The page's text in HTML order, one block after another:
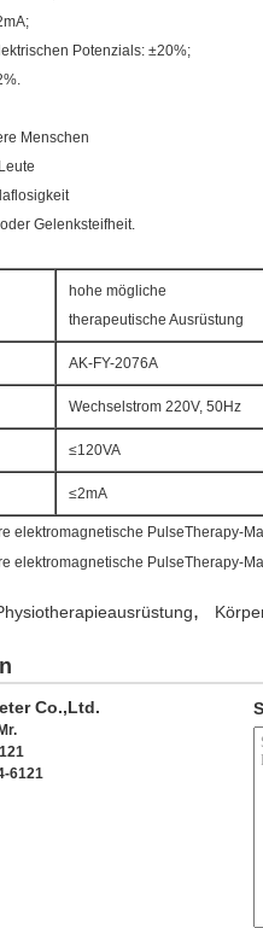
Potenzials: ±20%;
Menschen
Gelenksteifheit.
hohe mögliche
therapeutische Ausrüstung
AK-FY-2076A
Wechselstrom 220V, 50Hz
≤120VA
≤2mA
,
Co.,Ltd.
6121